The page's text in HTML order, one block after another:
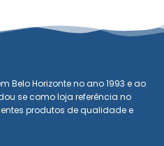
Belo Horizonte no ano 1993 e ao
se como loja referência no
produtos de qualidade e